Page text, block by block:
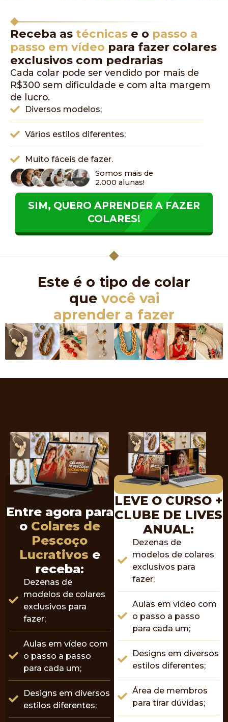
Receba as técnicas e o passo a
passo em vídeo para fazer colares
exclusivos com pedrarias
Cada colar pode ser vendido por mais de
R$300 sem dificuldade e com alta margem
de lucro.
Diversos modelos;
Vários estilos diferentes;
Muito fáceis de fazer.
Somos mais de
2.000 alunas!
SIM, QUERO APRENDER A FAZER
COLARES!
Este é o tipo de colar
que você vai
aprender a fazer
Entre agora para
o Colares de
Pescoço
Lucrativos e
receba:
Dezenas de
modelos de colares
exclusivos para
fazer;
Aulas em vídeo com
o passo a passo
para cada um;
Designs em diversos
estilos diferentes;
LEVE O CURSO +
CLUBE DE LIVES
ANUAL:
Dezenas de
modelos de colares
exclusivos para
fazer;
Aulas em vídeo com
o passo a passo
para cada um;
Designs em diversos
estilos diferentes;
Área de membros
para tirar dúvidas;